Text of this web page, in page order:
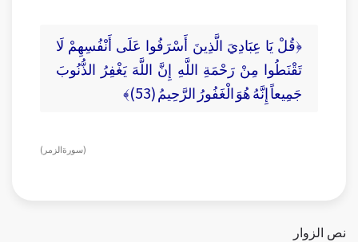
﴿قُلْ يَا عِبَادِيَ الَّذِينَ أَسْرَفُوا عَلَى أَنْفُسِهِمْ لَا
تَقْنَطُوا مِنْ رَحْمَةِ اللَّهِ إِنَّ اللَّهَ يَغْفِرُ الذُّنُوبَ
جَمِيعاً إِنَّهُ هُوَ الْغَفُورُ الرَّحِيمُ (53)﴾
( سورة الزمر )
نص الزوار